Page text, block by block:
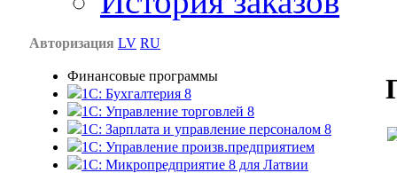
Авторизация LV RU
Финансовые программы
1С: Бухгалтерия 8
1C: Управление торговлей 8
1C: Зарплата и управление персоналом 8
1C: Управление произв.предприятием
1С: Микропредприятие 8 для Латвии